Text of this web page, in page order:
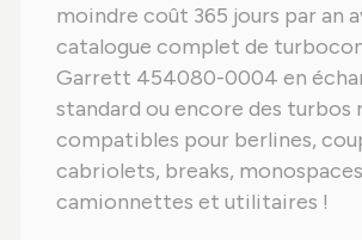
moindre coût 365 jours par an
catalogue complet de
Garrett 454080-0004 en
standard ou encore des turbos
compatibles pour berlines,
cabriolets, breaks,
camionnettes et utilitaires !